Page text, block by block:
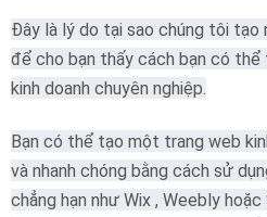
Đây là lý do tại sao chúng tôi tạo
để cho bạn thấy cách bạn có
kinh doanh chuyên nghiệp.
Bạn có thể tạo một trang web
và nhanh chóng bằng cách sử
chẳng hạn như Wix , Weebly